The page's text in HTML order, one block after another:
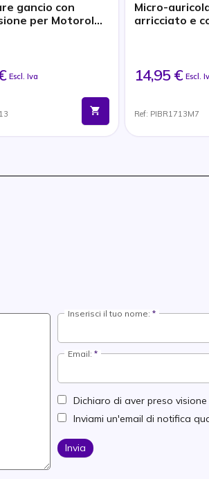
gancio con
per Motorola
Escl. Iva
Micro-
arricciato e
14,95 € Escl.
Ref: PIBR1713M7
Inserisci il tuo nome:
Email:
Dichiaro di aver preso visione
Inviami un'email di notifica
Invia